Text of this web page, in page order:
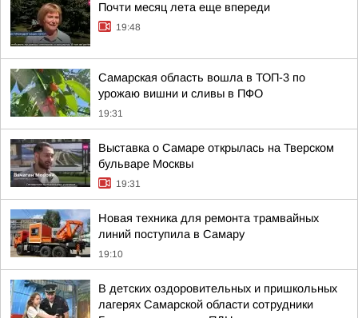
Почти месяц лета еще впереди
19:48
Самарская область вошла в ТОП-3 по
урожаю вишни и сливы в ПФО
19:31
Выставка о Самаре открылась на Тверском
бульваре Москвы
19:31
Новая техника для ремонта трамвайных
линий поступила в Самару
19:10
В детских оздоровительных и пришкольных
лагерях Самарской области сотрудники